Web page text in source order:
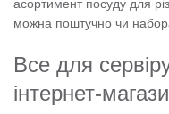
асортимент посуду для
можна поштучно чи
Все для
інтернет-